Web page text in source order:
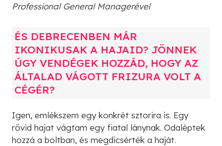
Professional General Managerével
ÉS DEBRECENBEN MÁR
IKONIKUSAK A HAJAID? JÖNNEK
ÚGY VENDÉGEK HOZZÁD, HOGY AZ
ÁLTALAD VÁGOTT FRIZURA VOLT A
CÉGÉR?
Igen, emlékszem egy konkrét sztorira is. Egy
rövid hajat vágtam egy fiatal lánynak. Odaléptek
hozzá a boltban, és megdicsérték a haját.